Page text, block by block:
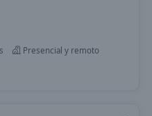
Presencial y remoto